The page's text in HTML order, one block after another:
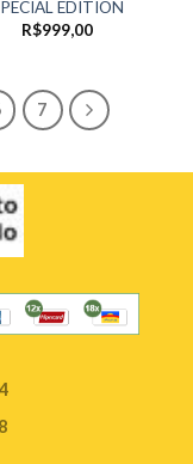
EDITION
R$999,00
7